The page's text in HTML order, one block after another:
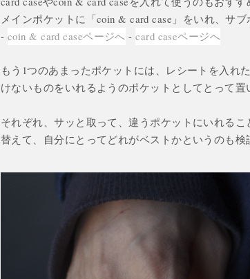
メインポケットに「coin & card case」をいれ、サブ
- coin & card caseページへ -card caseページへ
もう1つのあまったポケットには、レシートを入れ
けないものをいれるようのポケットとしてとって置
それぞれ、サッと取って、違うポケットにいれる
替えて、自分にとってどれがベストかというのも検